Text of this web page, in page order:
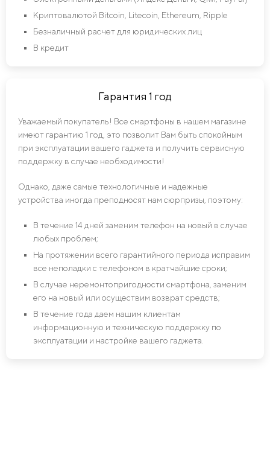
Криптовалютой Bitcoin, Litecoin, Ethereum, Ripple
Безналичный расчет для юридических лиц
В кредит
Гарантия 1 год
Уважаемый покупатель! Все смартфоны в нашем магазине
имеют гарантию 1 год, это позволит Вам быть спокойным
при эксплуатации вашего гаджета и получить сервисную
поддержку в случае необходимости!
Однако, даже самые технологичные и надежные
устройства иногда преподносят нам сюрпризы, поэтому:
В течение 14 дней заменим телефон на новый в случае
любых проблем;
На протяжении всего гарантийного периода исправим
все неполадки с телефоном в кратчайшие сроки;
В случае неремонтопригодности смартфона, заменим
его на новый или осуществим возврат средств;
В течение года даем нашим клиентам
информационную и техническую поддержку по
эксплуатации и настройке вашего гаджета.